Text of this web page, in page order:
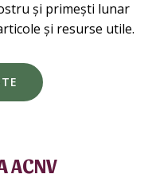
și primești lunar
și resurse utile.
ACNV